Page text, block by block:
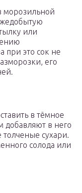
морозильной
или
при это сок не
его
в тёмное
добавляют в него
сухари.
солода или